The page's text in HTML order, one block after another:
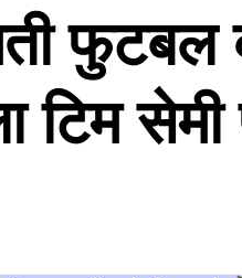
फुटबल
टिम